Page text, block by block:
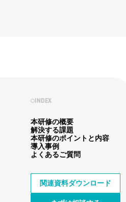
INDEX
本研修の概要
解決する課題
本研修のポイントと内容
導入事例
よくあるご質問
関連資料ダウンロード